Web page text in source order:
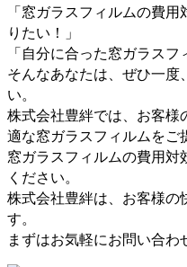
「窓ガラスフィルムの費
りたい！」
「自分に合った窓ガラスフ
そんなあなたは、ぜひ一度
い。
株式会社豊絆では、お客様
適な窓ガラスフィルムをご
窓ガラスフィルムの費用
ください。
株式会社豊絆は、お客様の
す。
まずはお気軽にお問い合わ